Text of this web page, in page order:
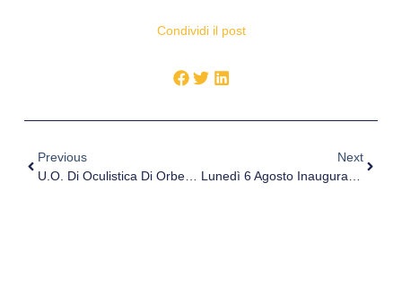
Condividi il post
Previous
U.O. Di Oculistica Di Orbetello, 300 Interventi Di Cataratta In Meno Di Un Anno
Next